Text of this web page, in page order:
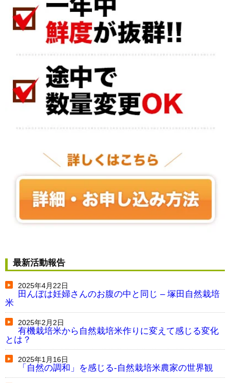
最新活動報告
2025年4月22日
田んぼは妊婦さんのお腹の中と同じ – 塚田自然栽培
米
2025年2月2日
有機栽培米から自然栽培米作りに変えて感じる変化
とは？
2025年1月16日
「自然の調和」を感じる-自然栽培米農家の世界観